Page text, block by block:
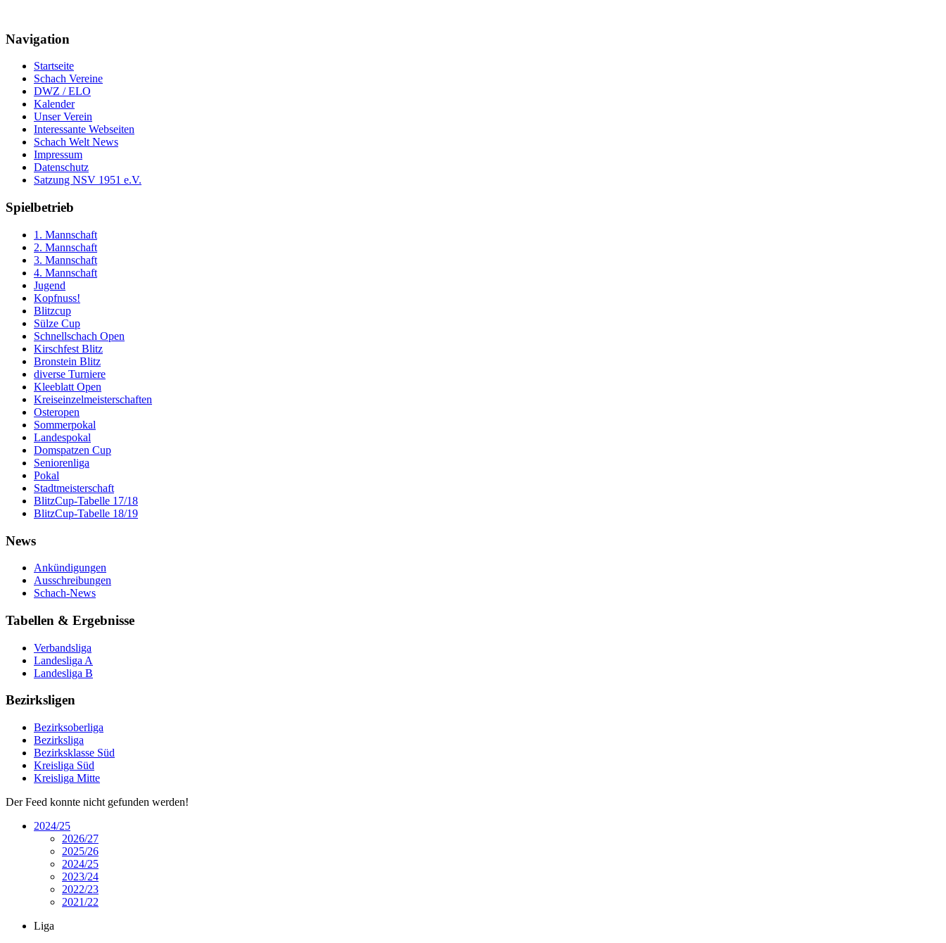
Navigation
Startseite
Schach Vereine
DWZ / ELO
Kalender
Unser Verein
Interessante Webseiten
Schach Welt News
Impressum
Datenschutz
Satzung NSV 1951 e.V.
Spielbetrieb
1. Mannschaft
2. Mannschaft
3. Mannschaft
4. Mannschaft
Jugend
Kopfnuss!
Blitzcup
Sülze Cup
Schnellschach Open
Kirschfest Blitz
Bronstein Blitz
diverse Turniere
Kleeblatt Open
Kreiseinzelmeisterschaften
Osteropen
Sommerpokal
Landespokal
Domspatzen Cup
Seniorenliga
Pokal
Stadtmeisterschaft
BlitzCup-Tabelle 17/18
BlitzCup-Tabelle 18/19
News
Ankündigungen
Ausschreibungen
Schach-News
Tabellen & Ergebnisse
Verbandsliga
Landesliga A
Landesliga B
Bezirksligen
Bezirksoberliga
Bezirksliga
Bezirksklasse Süd
Kreisliga Süd
Kreisliga Mitte
Der Feed konnte nicht gefunden werden!
2024/25
2026/27
2025/26
2024/25
2023/24
2022/23
2021/22
Liga